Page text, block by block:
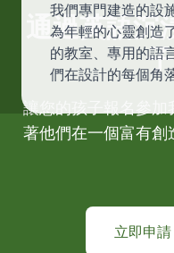
我們專門建造的設
為年輕的心靈創造
的教室、專用的語
們在設計的每個角
通過英語沉
讓您的孩子報名參
著他們在一個富有
立即申請